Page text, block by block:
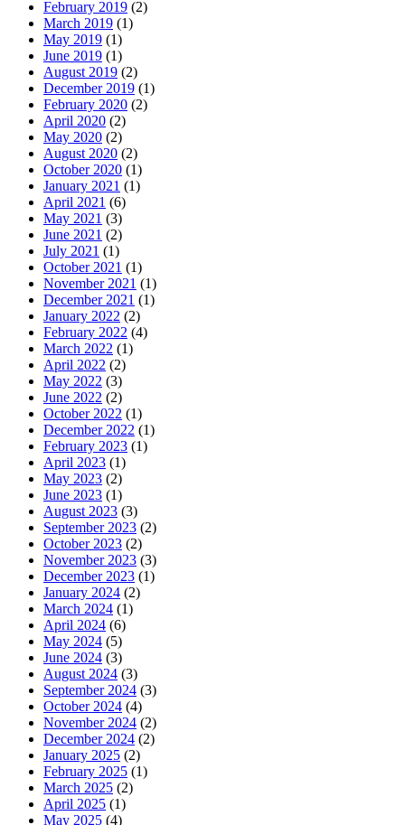
February 2019 (2)
March 2019 (1)
May 2019 (1)
June 2019 (1)
August 2019 (2)
December 2019 (1)
February 2020 (2)
April 2020 (2)
May 2020 (2)
August 2020 (2)
October 2020 (1)
January 2021 (1)
April 2021 (6)
May 2021 (3)
June 2021 (2)
July 2021 (1)
October 2021 (1)
November 2021 (1)
December 2021 (1)
January 2022 (2)
February 2022 (4)
March 2022 (1)
April 2022 (2)
May 2022 (3)
June 2022 (2)
October 2022 (1)
December 2022 (1)
February 2023 (1)
April 2023 (1)
May 2023 (2)
June 2023 (1)
August 2023 (3)
September 2023 (2)
October 2023 (2)
November 2023 (3)
December 2023 (1)
January 2024 (2)
March 2024 (1)
April 2024 (6)
May 2024 (5)
June 2024 (3)
August 2024 (3)
September 2024 (3)
October 2024 (4)
November 2024 (2)
December 2024 (2)
January 2025 (2)
February 2025 (1)
March 2025 (2)
April 2025 (1)
May 2025 (4)